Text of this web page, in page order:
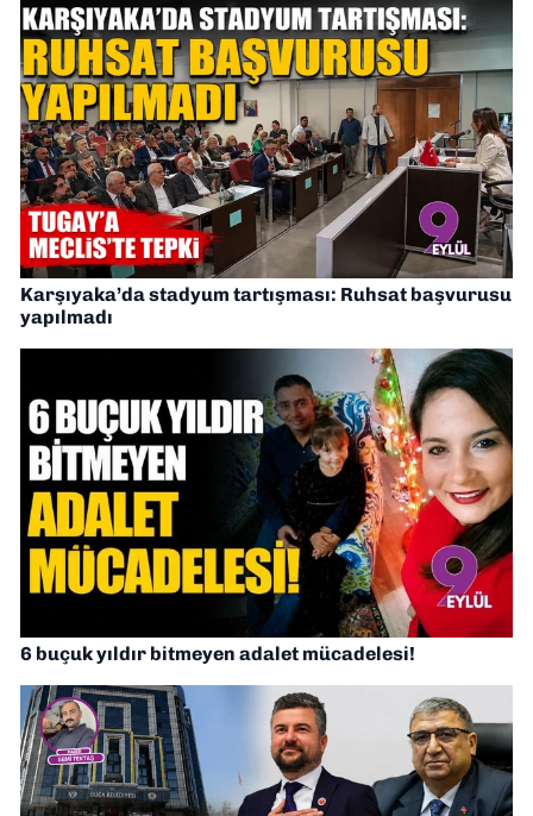
Karşıyaka’da stadyum tartışması: Ruhsat başvurusu
yapılmadı
6 buçuk yıldır bitmeyen adalet mücadelesi!